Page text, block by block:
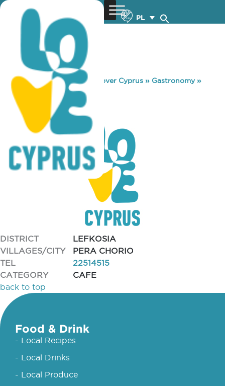
PL
You are here: Home »Discover Cyprus » Gastronomy»
BARISTI
BARISTI
DISTRICT
LEFKOSIA
VILLAGES/CITY
PERA CHORIO
TEL
22514515
CATEGORY
CAFE
back to top
Food & Drink
- Local Recipes
- Local Drinks
- Local Produce